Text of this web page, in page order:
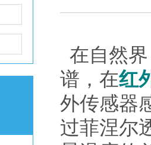
在自然
谱，在红
外传感器
过菲涅尔